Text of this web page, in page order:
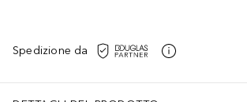
Spedizione da